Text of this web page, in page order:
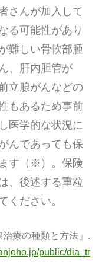
さんが加入して
る可能性があり
難しい骨軟部腫
、肝内胆管が
立腺がんなどの
もあるため事前
医学的な状況に
んであっても保
す（※）。保険
、後述する重粒
ください。
療の種類と方法」.
public/dia_tr